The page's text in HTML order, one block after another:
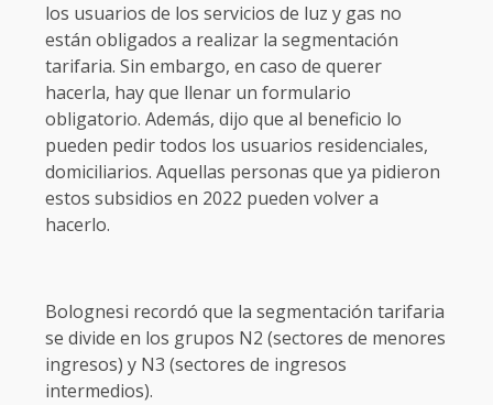
los usuarios de los servicios de luz y gas no
están obligados a realizar la segmentación
tarifaria. Sin embargo, en caso de querer
hacerla, hay que llenar un formulario
obligatorio. Además, dijo que al beneficio lo
pueden pedir todos los usuarios residenciales,
domiciliarios. Aquellas personas que ya pidieron
estos subsidios en 2022 pueden volver a
hacerlo.
Bolognesi recordó que la segmentación tarifaria
se divide en los grupos N2 (sectores de menores
ingresos) y N3 (sectores de ingresos
intermedios).